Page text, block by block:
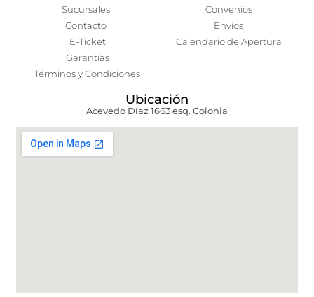
Sucursales
Contacto
E-Ticket
Garantías
Términos y Condiciones
Convenios
Envíos
Calendario de Apertura
Ubicación
Acevedo Díaz 1663 esq. Colonia